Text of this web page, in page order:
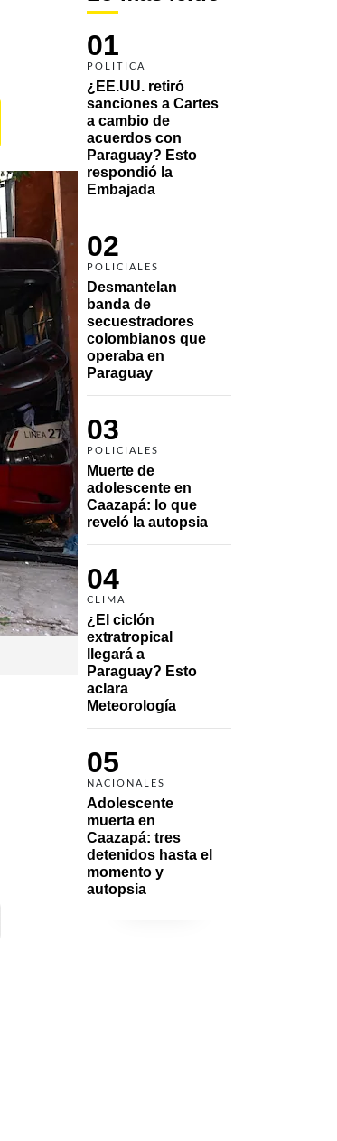
01
POLÍTICA
¿EE.UU. retiró
sanciones a Cartes
a cambio de
acuerdos con
Paraguay? Esto
respondió la
Embajada
02
POLICIALES
Desmantelan
banda de
secuestradores
colombianos que
operaba en
Paraguay
03
POLICIALES
Muerte de
adolescente en
Caazapá: lo que
reveló la autopsia
04
CLIMA
¿El ciclón
extratropical
llegará a
Paraguay? Esto
aclara
Meteorología
05
NACIONALES
Adolescente
muerta en
Caazapá: tres
detenidos hasta el
momento y
autopsia